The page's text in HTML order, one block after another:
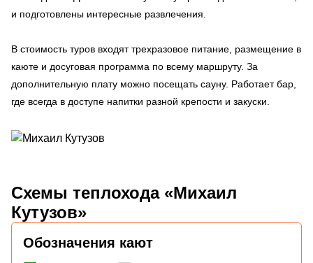
и подготовлены интересные развлечения.
В стоимость туров входят трехразовое питание, размещение в
каюте и досуговая программа по всему маршруту. За
дополнительную плату можно посещать сауну. Работает бар,
где всегда в доступе напитки разной крепости и закуски.
Схемы теплохода «Михаил
Кутузов»
Обозначения кают